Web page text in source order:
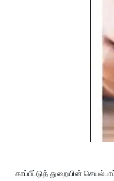
காப்பீட்டுத் துறையின்